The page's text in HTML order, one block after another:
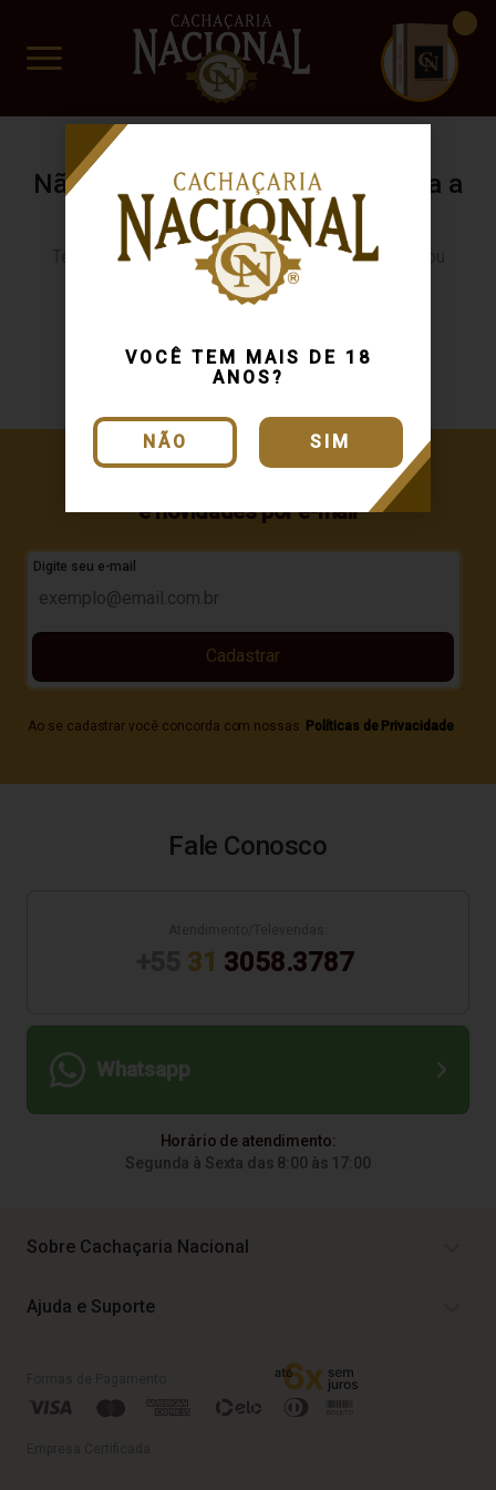
VOCÊ TEM MAIS DE 18
ANOS?
NÃO SIM
www.cachacarianacional.com.br
CUIDADO FRÁGIL
Não encontramos resultados para a
sua busca.
Tente buscar novamente usando outra categoria ou
produto
Continuar comprando
e novidades por e-mail
Digite seu e-mail
Ao se cadastrar você concorda com nossas Políticas de Privacidade
Cadastrar
Fale Conosco
31 3058.3787
Whatsapp
Horário de atendimento:
Segunda à Sexta das 8:00 às 17:00
Sobre Cachaçaria Nacional
Ajuda e Suporte